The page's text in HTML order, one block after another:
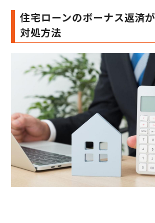
住宅ローンのボーナス返済
対処方法